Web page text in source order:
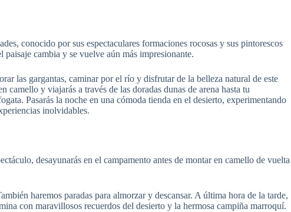
conocido por sus espectaculares formaciones rocosas y sus pintorescos
cambia y se vuelve aún más impresionante.
las gargantas, caminar por el río y disfrutar de la belleza natural de este
y viajarás a través de las doradas dunas de arena hasta tu
Pasarás la noche en una cómoda tienda en el desierto, experimentando
inolvidables.
desayunarás en el campamento antes de montar en camello de vuelta
haremos paradas para almorzar y descansar. A última hora de la tarde,
con maravillosos recuerdos del desierto y la hermosa campiña marroquí.